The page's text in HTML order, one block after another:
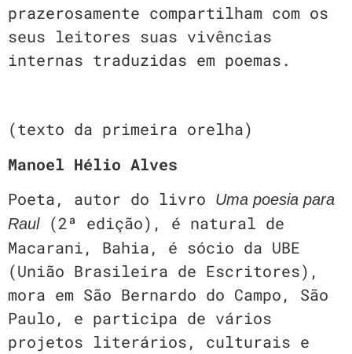
prazerosamente compartilham com os
seus leitores suas vivências
internas traduzidas em poemas.
(texto da primeira orelha)
Manoel Hélio Alves
Poeta, autor do livro
Uma poesia para
Raul(2ª edição), é natural de
Macarani, Bahia, é sócio da UBE
(União Brasileira de Escritores),
mora em São Bernardo do Campo, São
Paulo, e participa de vários
projetos literários, culturais e